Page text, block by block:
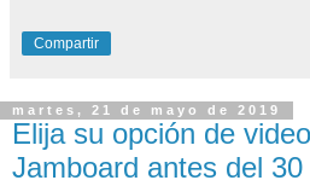
Compartir
martes, 21 de mayo de 2019
Elija su opción de
Jamboard antes del